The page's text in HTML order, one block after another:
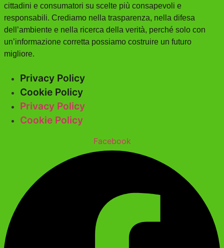
cittadini e consumatori su scelte più consapevoli e
responsabili. Crediamo nella trasparenza, nella difesa
dell’ambiente e nella ricerca della verità, perché solo con
un’informazione corretta possiamo costruire un futuro
migliore.
Privacy Policy
Cookie Policy
Privacy Policy
Cookie Policy
Facebook